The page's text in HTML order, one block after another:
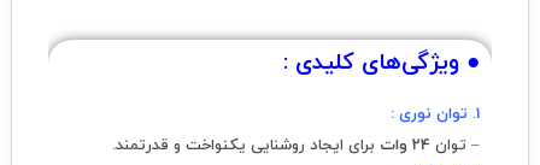
● ویژگی‌های کلیدی :
1. توان نوری :
– توان 24 وات
برای ایجاد روشنایی یکنواخت و قدرتمند.